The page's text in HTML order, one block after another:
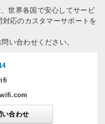
い合わせ
世界各国で安心してサービ
応のカスタマーサポートを
い合わせください。